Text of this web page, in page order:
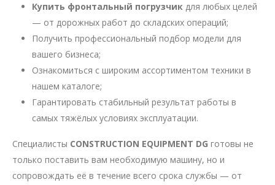
Купить фронтальный погрузчик для любых целей
— от дорожных работ до складских операций;
Получить профессиональный подбор модели для
вашего бизнеса;
Ознакомиться с широким ассортиментом техники в
нашем каталоге;
Гарантировать стабильный результат работы в
самых тяжёлых условиях эксплуатации.
Специалисты CONSTRUCTION EQUIPMENT DG готовы не
только поставить вам необходимую машину, но и
сопровождать её в течение всего срока службы — от